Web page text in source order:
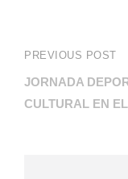
PREVIOUS POST
JORNADA
CULTURAL EN